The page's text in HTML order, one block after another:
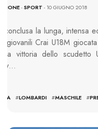
-SPORT - 10 GIUGNO 2018
conclusa la lunga, intensa
giovanili Crai U18M
la vittoria dello scudetto
#LOMBARDI #MASCHILE #